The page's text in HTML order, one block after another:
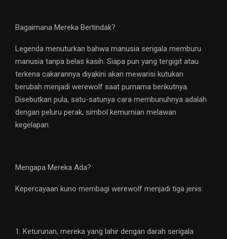
Bagaimana Mereka Bertindak?
Legenda menuturkan bahwa manusia serigala memburu
manusia tanpa belas kasih. Siapa pun yang tergigit atau
terkena cakarannya diyakini akan mewarisi kutukan
berubah menjadi werewolf saat purnama berikutnya.
Disebutkan pula, satu-satunya cara membunuhnya adalah
dengan peluru perak, simbol kemurnian melawan
kegelapan.
Mengapa Mereka Ada?
Kepercayaan kuno membagi werewolf menjadi tiga jenis:
1. Keturunan, mereka yang lahir dengan darah serigala